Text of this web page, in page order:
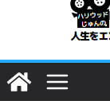
プ